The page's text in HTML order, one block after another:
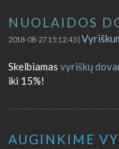
NUOLAIDOS
2018-08-27 15:12:43 |
Skelbiamas vyriškų
iki 15%!
AUGINKIME